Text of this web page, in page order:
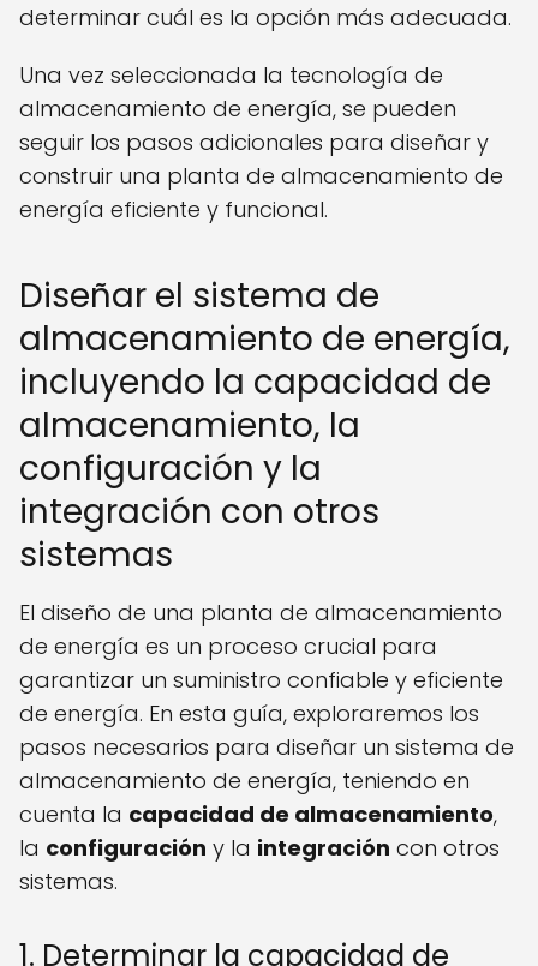
determinar cuál es la opción más adecuada.
Una vez seleccionada la tecnología de
almacenamiento de energía, se pueden
seguir los pasos adicionales para diseñar y
construir una planta de almacenamiento de
energía eficiente y funcional.
Diseñar el sistema de
almacenamiento de energía,
incluyendo la capacidad de
almacenamiento, la
configuración y la
integración con otros
sistemas
El diseño de una planta de almacenamiento
de energía es un proceso crucial para
garantizar un suministro confiable y eficiente
de energía. En esta guía, exploraremos los
pasos necesarios para diseñar un sistema de
almacenamiento de energía, teniendo en
cuenta la capacidad de almacenamiento,
la configuración y la integración con otros
sistemas.
1. Determinar la capacidad de